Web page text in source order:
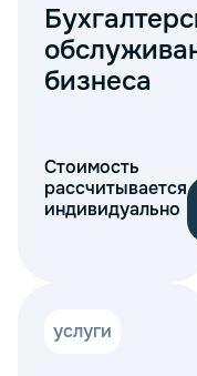
бизнеса
Стоимость
рассчитывается
индивидуально
услуги